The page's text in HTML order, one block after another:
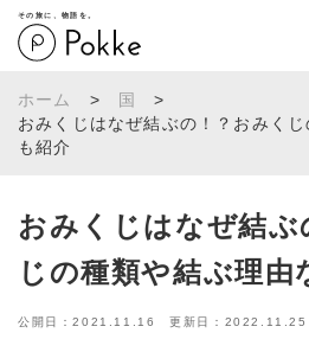
その旅に、物語を。
ホーム > 国
>
おみくじはなぜ結ぶの！？おみく
も紹介
おみくじはなぜ結ぶ
じの種類や結ぶ理由
公開日：2021.11.16 更新日：2022.11.25